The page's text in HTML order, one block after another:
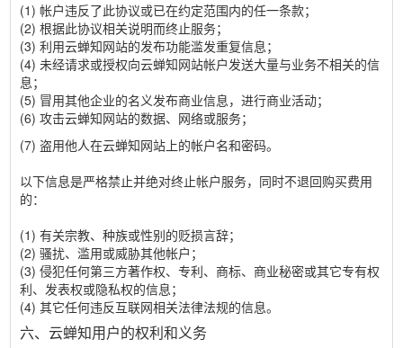
(1) 帐户违反了此协议或已在约定范围内的任一条款；
(2) 根据此协议相关说明而终止服务；
(3) 利用云蝉知网站的发布功能滥发重复信息；
(4) 未经请求或授权向云蝉知网站帐户发送大量与业务不相关的信
息；
(5) 冒用其他企业的名义发布商业信息，进行商业活动；
(6) 攻击云蝉知网站的数据、网络或服务；
(7) 盗用他人在云蝉知网站上的帐户名和密码。
以下信息是严格禁止并绝对终止帐户服务，同时不退回购买费用
的：
(1) 有关宗教、种族或性别的贬损言辞；
(2) 骚扰、滥用或威胁其他帐户；
(3) 侵犯任何第三方著作权、专利、商标、商业秘密或其它专有权
利、发表权或隐私权的信息；
(4) 其它任何违反互联网相关法律法规的信息。
六、云蝉知用户的权利和义务